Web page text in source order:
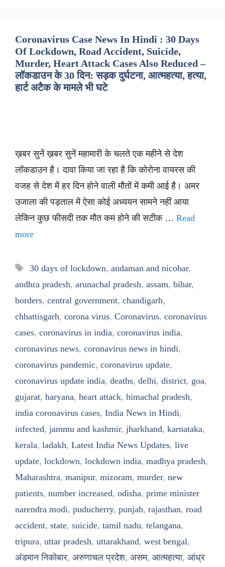
Coronavirus Case News In Hindi : 30 Days
Of Lockdown, Road Accident, Suicide,
Murder, Heart Attack Cases Also Reduced –
लॉकडाउन के 30 दिन: सड़क दुर्घटना, आत्महत्या, हत्या,
हार्ट अटैक के मामले भी घटे
ख़बर सुनें ख़बर सुनें महामारी के चलते एक महीने से देश
लॉकडाउन है। दावा किया जा रहा है कि कोरोना वायरस की
वजह से देश में हर दिन होने वाली मौतों में कमी आई है। अमर
उजाला की पड़ताल में ऐसा कोई अध्ययन सामने नहीं आया
लेकिन कुछ फीसदी तक मौत कम होने की सटीक … Read
more
Tags
30 days of lockdown, andaman and nicobar,
andhra pradesh, arunachal pradesh, assam, bihar,
borders, central government, chandigarh,
chhattisgarh, corona virus, Coronavirus, coronavirus
cases, coronavirus in india, coronavirus india,
coronavirus news, coronavirus news in hindi,
coronavirus pandemic, coronavirus update,
coronavirus update india, deaths, delhi, district, goa,
gujarat, haryana, heart attack, himachal pradesh,
india coronavirus cases, India News in Hindi,
infected, jammu and kashmir, jharkhand, karnataka,
kerala, ladakh, Latest India News Updates, live
update, lockdown, lockdown india, madhya pradesh,
Maharashtra, manipur, mizoram, murder, new
patients, number increased, odisha, prime minister
narendra modi, puducherry, punjab, rajasthan, road
accident, state, suicide, tamil nadu, telangana,
tripura, uttar pradesh, uttarakhand, west bengal,
अंडमान निकोबार, अरुणाचल प्रदेश, असम, आत्महत्या, आंध्र